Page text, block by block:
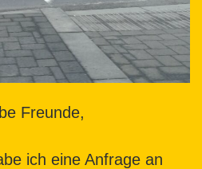
Freunde,
ich eine Anfrage an